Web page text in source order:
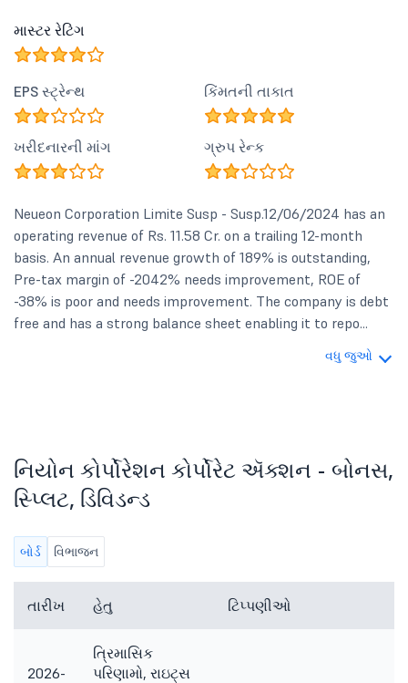
માસ્ટર રેટિંગ
EPS સ્ટ્રેન્થ કિંમતની તાકાત
ખરીદનારની માંગ ગ્રુપ રેન્ક
Neueon Corporation Limite Susp - Susp.12/06/2024 has an
operating revenue of Rs. 11.58 Cr. on a trailing 12-month
basis. An annual revenue growth of 189% is outstanding,
Pre-tax margin of -2042% needs improvement, ROE of
-38% is poor and needs improvement. The company is debt
free and has a strong balance sheet enabling it to repo...
વધુ જુઓ
નિયોન કોર્પોરેશન કોર્પોરેટ ઍક્શન - બોનસ,
સ્પ્લિટ, ડિવિડન્ડ
બોર્ડ વિભાજન
તારીખ હેતુ ટિપ્પણીઓ
2026-
ત્રિમાસિક
પરિણામો, રાઇટ્સ